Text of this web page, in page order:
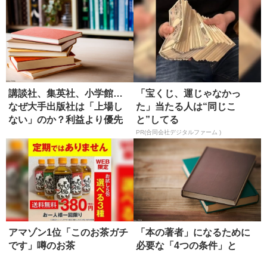
講談社、集英社、小学館…
なぜ大手出版社は「上場し
ない」のか？利益より優先
「宝くじ、運じゃなかっ
た」当たる人は“同じこ
と”してる
PR(合同会社デジタルファーム )
アマゾン1位「このお茶ガチ
です」噂のお茶
「本の著者」になるために
必要な「4つの条件」と